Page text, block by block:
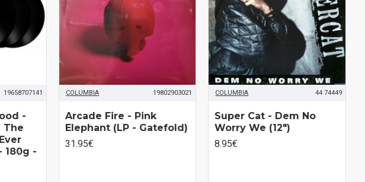
19658707141
-
The
180g -
COLUMBIA 19802903021
Arcade Fire ‎- Pink
Elephant (LP - Gatefold)
31.95€
COLUMBIA 44 74449
Super Cat - Dem No
Worry We (12")
8.95€